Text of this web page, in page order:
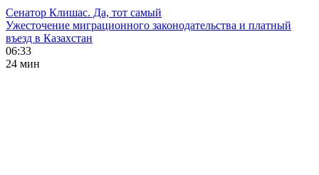
Сенатор Клишас. Да, тот самый
Ужесточение миграционного законодательства и платный
въезд в Казахстан
06:33
24 мин